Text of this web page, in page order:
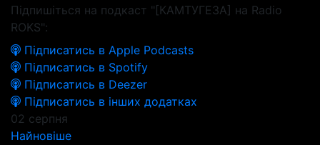
Підпишіться на подкаст "[КАМТУГЕЗА] на Radio
ROKS":
Підписатись в Apple Podcasts
Підписатись в Spotify
Підписатись в Deezer
Підписатись в інших додатках
02 серпня
Найновіше